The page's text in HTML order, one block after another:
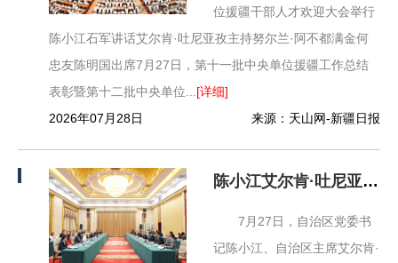
位援疆干部人才欢迎大会举行
陈小江石军讲话艾尔肯·吐尼亚孜主持努尔兰·阿不都满金何
忠友陈明国出席7月27日，第十一批中央单位援疆工作总结
表彰暨第十二批中央单位... [详细]
2026年07月28日
来源：天山网-新疆日报
陈小江艾尔肯·吐尼亚孜会见第十八届欧洲外交官研讨班一行
7月27日，自治区党委书
记陈小江、自治区主席艾尔肯·